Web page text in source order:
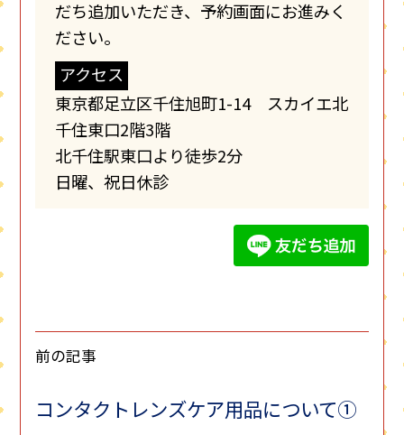
だち追加いただき、予約画面にお進みく
ださい。
アクセス
東京都足立区千住旭町1-14 スカイエ北
千住東口2階3階
北千住駅東口より徒歩2分
日曜、祝日休診
前の記事
コンタクトレンズケア用品について①